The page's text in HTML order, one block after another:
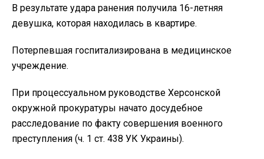
В результате удара ранения получила 16-летняя
девушка, которая находилась в квартире.
Потерпевшая госпитализирована в медицинское
учреждение.
При процессуальном руководстве Херсонской
окружной прокуратуры начато досудебное
расследование по факту совершения военного
преступления (ч. 1 ст. 438 УК Украины).